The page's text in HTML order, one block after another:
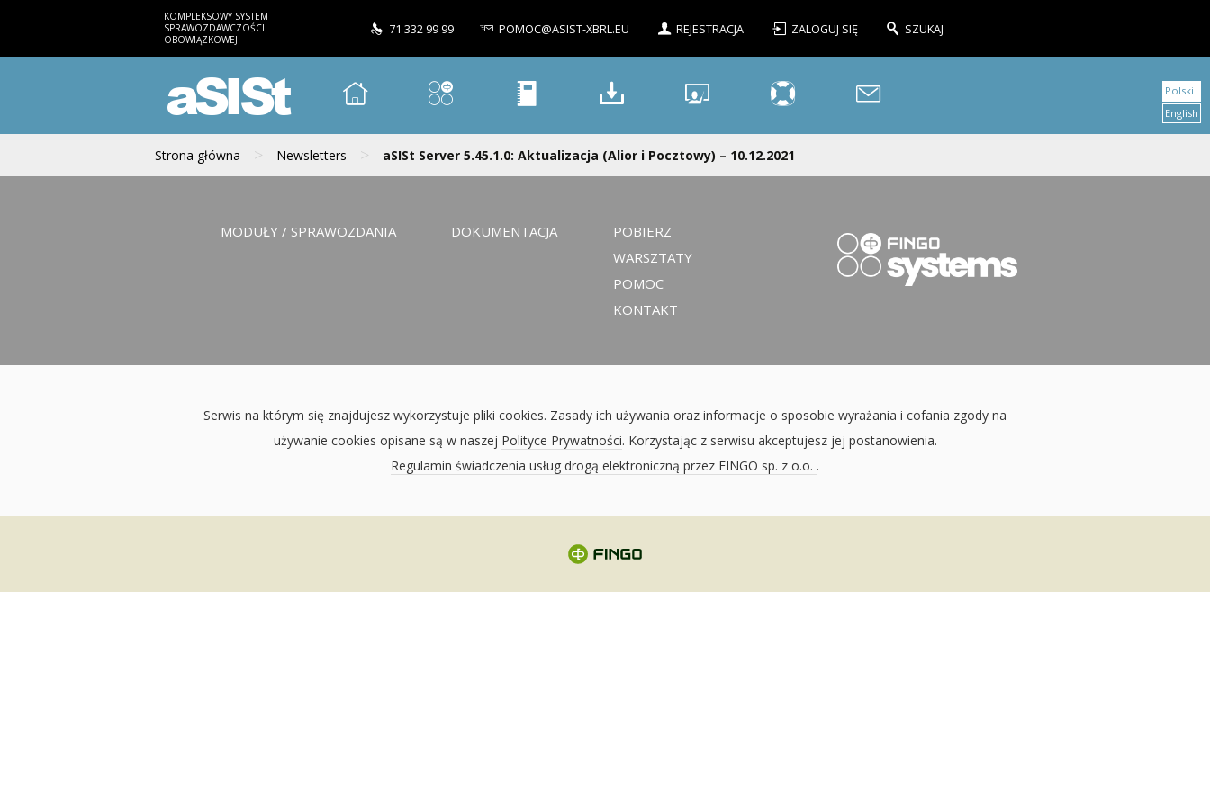
KOMPLEKSOWY SYSTEM
SPRAWOZDAWCZOŚCI
OBOWIĄZKOWEJ
71 332 99 99 POMOC@ASIST-XBRL.EU REJESTRACJA ZALOGUJ SIĘ SZUKAJ
aSISt
Strona główna > Newsletters > aSISt Server 5.45.1.0: Aktualizacja (Alior i Pocztowy) – 10.12.2021
Polski
English
MODUŁY / SPRAWOZDANIA DOKUMENTACJA
POBIERZ
WARSZTATY
POMOC
KONTAKT
Serwis na którym się znajdujesz wykorzystuje pliki cookies. Zasady ich używania oraz informacje o sposobie wyrażania i cofania zgody na
używanie cookies opisane są w naszej Polityce Prywatności. Korzystając z serwisu akceptujesz jej postanowienia.
Regulamin świadczenia usług drogą elektroniczną przez FINGO sp. z o.o. .